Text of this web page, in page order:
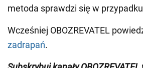
metoda sprawdzi się w
Wcześniej OBOZREVATEL
zadrapań.